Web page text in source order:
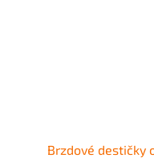
Brzdové destičky